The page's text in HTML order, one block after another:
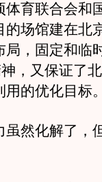
育联合会和
场馆建在北
，固定和临
，又保证了
用的优化目标
然化解了，